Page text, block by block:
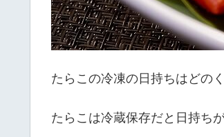
たらこの冷凍の日持ちはどの
たらこは冷蔵保存だと日持ち